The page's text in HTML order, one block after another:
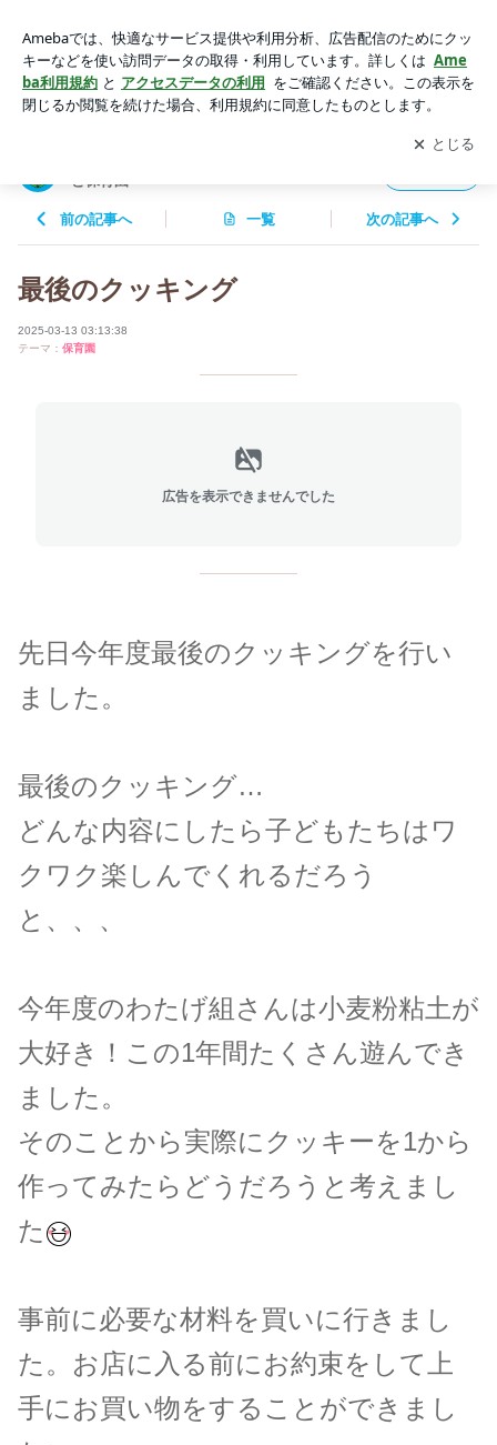
んど保育園アプリをダウンロードして ブログの更新通知
を受け取りまし
ょう。
開く
ど保育園
前の記事へ 一覧 次の記事へ
最後のクッキング
2025-03-13 03:13:38
テーマ： 保育園
広告を表示できませんでした
先日今年度最後のクッキングを行い
ました。
最後のクッキング…
どんな内容にしたら子どもたちはワ
クワク楽しんでくれるだろう
と、、、
今年度のわたげ組さんは小麦粉粘土が
大好き！この1年間たくさん遊んでき
ました。
そのことから実際にクッキーを1から
作ってみたらどうだろうと考えまし
た
事前に必要な材料を買いに行きまし
た。お店に入る前にお約束をして上
手にお買い物をすることができまし